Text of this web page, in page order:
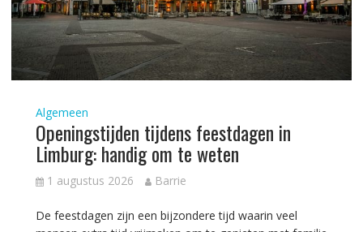
Algemeen
Openingstijden tijdens feestdagen in
Limburg: handig om te weten
1 augustus 2026 Barrie
De feestdagen zijn een bijzondere tijd waarin veel